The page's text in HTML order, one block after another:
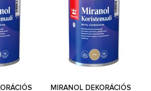
MIRANOL DEKORÁCIÓS